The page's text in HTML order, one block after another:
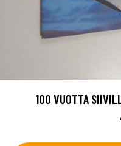
100 VUOTTA